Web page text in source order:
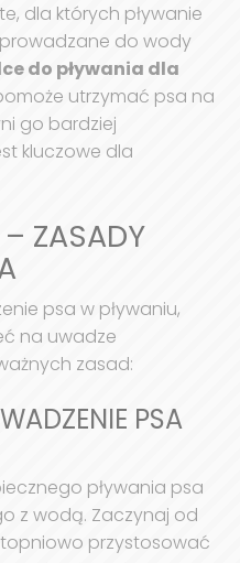
dla których pływanie
do wody
do pływania dla
utrzymać psa na
go bardziej
kluczowe dla
ZASADY
psa w pływaniu,
na uwadze
zasad:
PSA
pływania psa
z wodą. Zaczynaj od
przystosować